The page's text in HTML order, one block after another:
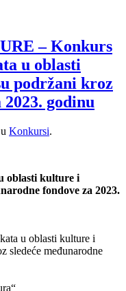
– Konkurs
u oblasti
podržani kroz
godinu
Konkursi.
oblasti kulture i
fondove za 2023.
u oblasti kulture i
sledeće međunarodne